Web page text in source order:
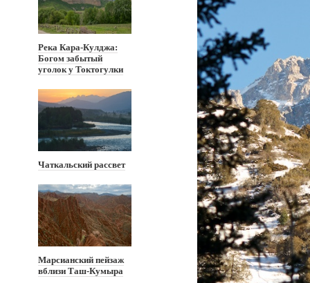
Река Кара-Кулджа:
Богом забытый
уголок у Токтогулки
Чаткальский рассвет
Марсианский пейзаж
вблизи Таш-Кумыра